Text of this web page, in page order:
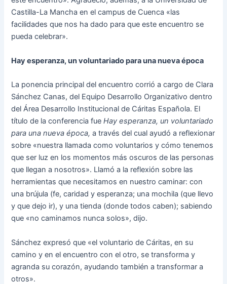
Castilla-La Mancha en el campus de Cuenca «las
facilidades que nos ha dado para que este encuentro se
pueda celebrar».
Hay esperanza, un voluntariado para una nueva época
La ponencia principal del encuentro corrió a cargo de Clara
Sánchez Canas, del Equipo Desarrollo Organizativo dentro
del Área Desarrollo Institucional de Cáritas Española. El
título de la conferencia fue Hay esperanza, un voluntariado
para una nueva época, a través del cual ayudó a reflexionar
sobre «nuestra llamada como voluntarios y cómo tenemos
que ser luz en los momentos más oscuros de las personas
que llegan a nosotros». Llamó a la reflexión sobre las
herramientas que necesitamos en nuestro caminar: con
una brújula (fe, caridad y esperanza; una mochila (que llevo
y que dejo ir), y una tienda (donde todos caben); sabiendo
que «no caminamos nunca solos», dijo.
Sánchez expresó que «el voluntario de Cáritas, en su
camino y en el encuentro con el otro, se transforma y
agranda su corazón, ayudando también a transformar a
otros».